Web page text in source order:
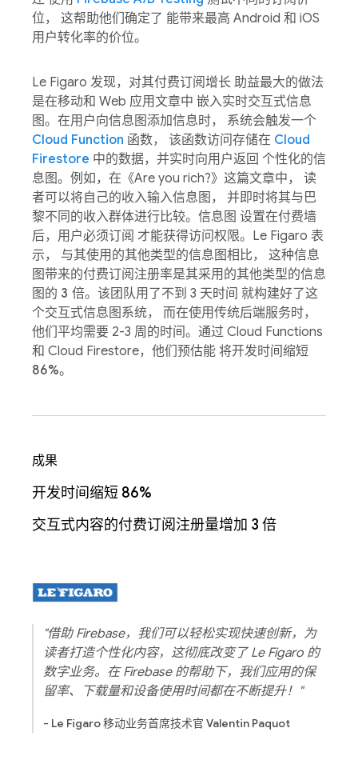
位， 这帮助他们确定了 能带来最高 Android 和 iOS
用户转化率的价位。
Le Figaro 发现，对其付费订阅增长 助益最大的做法
是在移动和 Web 应用文章中 嵌入实时交互式信息
图。在用户向信息图添加信息时， 系统会触发一个
Cloud Function 函数， 该函数访问存储在 Cloud
Firestore 中的数据，并实时向用户返回 个性化的信
息图。例如，在《Are you rich?》这篇文章中， 读
者可以将自己的收入输入信息图， 并即时将其与巴
黎不同的收入群体进行比较。信息图 设置在付费墙
后，用户必须订阅 才能获得访问权限。Le Figaro 表
示， 与其使用的其他类型的信息图相比， 这种信息
图带来的付费订阅注册率是其采用的其他类型的信息
图的 3 倍。该团队用了不到 3 天时间 就构建好了这
个交互式信息图系统， 而在使用传统后端服务时，
他们平均需要 2-3 周的时间。通过 Cloud Functions
和 Cloud Firestore，他们预估能 将开发时间缩短
86%。
成果
开发时间缩短 86%
交互式内容的付费订阅注册量增加 3 倍
"借助 Firebase，我们可以轻松实现快速创新，为
读者打造个性化内容，这彻底改变了 Le Figaro 的
数字业务。在 Firebase 的帮助下，我们应用的保
留率、下载量和设备使用时间都在不断提升！"
- Le Figaro 移动业务首席技术官 Valentin Paquot